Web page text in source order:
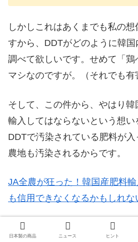
しかしこれはあくまでも私の
すから、DDTがどのように韓
調べて欲しいです。せめて「鶏
マシなのですが。（それでも有
そして、この件から、やはり
輸入してはならないという想い
DDTで汚染されている肥料が
農地も汚染されるからです。
JA全農が狂った！韓国産肥料
も信用できなくなるかもしれな
JA全農が狂った
国産野菜も信用
日本製の商品 ニュース ヒント